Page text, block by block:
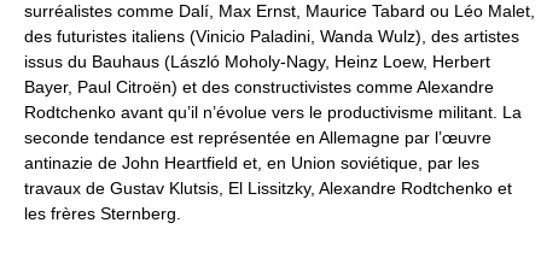
surréalistes comme Dalí, Max Ernst, Maurice Tabard ou Léo Malet,
des futuristes italiens (Vinicio Paladini, Wanda Wulz), des artistes
issus du Bauhaus (László Moholy-Nagy, Heinz Loew, Herbert
Bayer, Paul Citroën) et des constructivistes comme Alexandre
Rodtchenko avant qu’il n’évolue vers le productivisme militant. La
seconde tendance est représentée en Allemagne par l’œuvre
antinazie de John Heartfield et, en Union soviétique, par les
travaux de Gustav Klutsis, El Lissitzky, Alexandre Rodtchenko et
les frères Sternberg.